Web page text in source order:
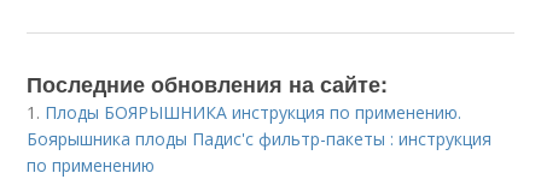
Последние обновления на сайте:
1. Плоды БОЯРЫШНИКА инструкция по применению.
Боярышника плоды Падис'с фильтр-пакеты : инструкция
по применению